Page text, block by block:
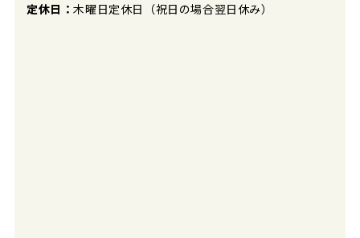
定休日：木曜日定休日（祝日の場合翌日休み）